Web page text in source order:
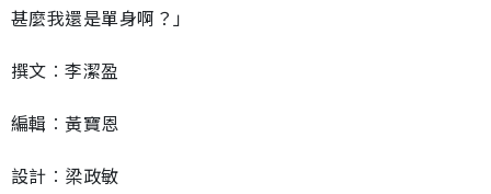
甚麼我還是單身啊？」
撰文︰李潔盈
編輯︰黃寶恩
設計︰梁政敏